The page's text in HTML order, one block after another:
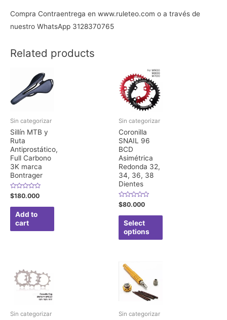
Compra Contraentrega en www.ruleteo.com o a través de
nuestro WhatsApp 3128370765
Related products
Sin categorizar
Sillín MTB y
Ruta
Antiprostático,
Full Carbono
3K marca
Bontrager
Rated
0
out
$180.000
Add to
cart
Sin categorizar
Coronilla
SNAIL 96
BCD
Asimétrica
Redonda 32,
34, 36, 38
Dientes
Rated
0
out
$80.000
Select
options
Sin categorizar Sin categorizar